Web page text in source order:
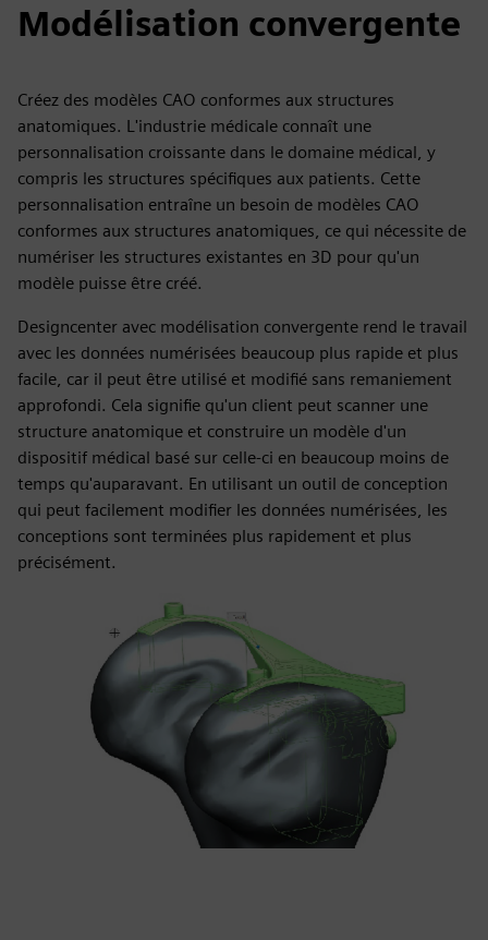
Modélisation convergente
Créez des modèles CAO conformes aux structures
anatomiques. L'industrie médicale connaît une
personnalisation croissante dans le domaine médical, y
compris les structures spécifiques aux patients. Cette
personnalisation entraîne un besoin de modèles CAO
conformes aux structures anatomiques, ce qui nécessite de
numériser les structures existantes en 3D pour qu'un
modèle puisse être créé.
Designcenter avec modélisation convergente rend le travail
avec les données numérisées beaucoup plus rapide et plus
facile, car il peut être utilisé et modifié sans remaniement
approfondi. Cela signifie qu'un client peut scanner une
structure anatomique et construire un modèle d'un
dispositif médical basé sur celle-ci en beaucoup moins de
temps qu'auparavant. En utilisant un outil de conception
qui peut facilement modifier les données numérisées, les
conceptions sont terminées plus rapidement et plus
précisément.